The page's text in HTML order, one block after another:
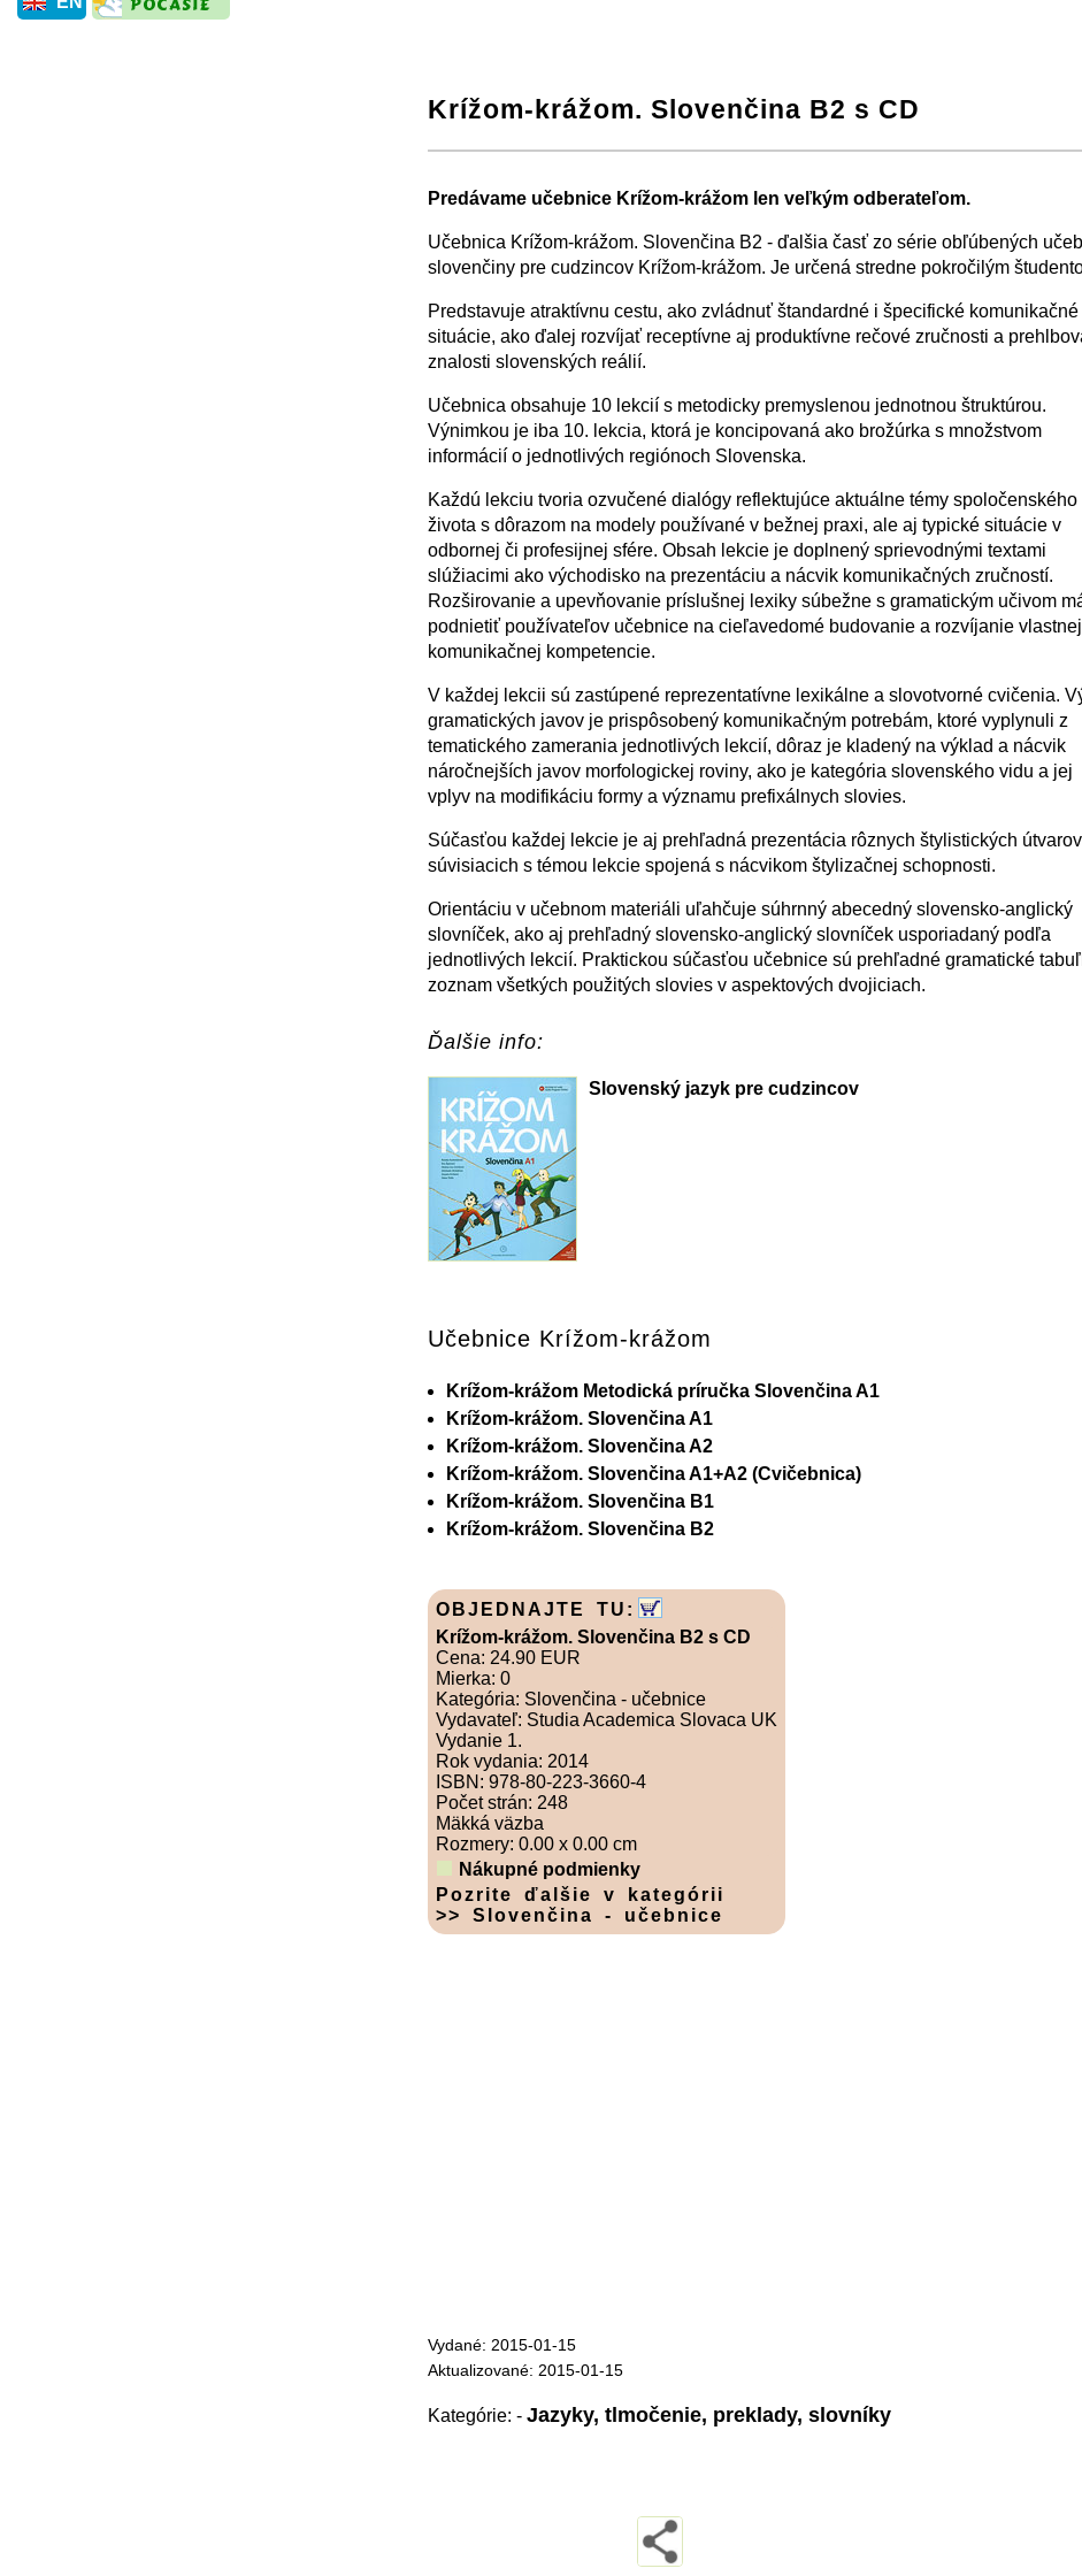
Krížom-krážom. Slovenčina B2 s CD
+ − ⛶
Predávame učebnice Krížom-krážom len veľkým odberateľom.
Učebnica Krížom-krážom. Slovenčina B2 - ďalšia časť zo série obľúbených
slovenčiny pre cudzincov Krížom-krážom. Je určená stredne pokročilým
Predstavuje atraktívnu cestu, ako zvládnuť štandardné i špecifické komunikačné
situácie, ako ďalej rozvíjať receptívne aj produktívne rečové zručnosti a
znalosti slovenských reálií.
Učebnica obsahuje 10 lekcií s metodicky premyslenou jednotnou štruktúrou.
Výnimkou je iba 10. lekcia, ktorá je koncipovaná ako brožúrka s množstvom
informácií o jednotlivých regiónoch Slovenska.
Každú lekciu tvoria ozvučené dialógy reflektujúce aktuálne témy spoločenského
života s dôrazom na modely používané v bežnej praxi, ale aj typické situácie v
odbornej či profesijnej sfére. Obsah lekcie je doplnený sprievodnými textami
slúžiacimi ako východisko na prezentáciu a nácvik komunikačných zručností.
Rozširovanie a upevňovanie príslušnej lexiky súbežne s gramatickým učivom
podnietiť používateľov učebnice na cieľavedomé budovanie a rozvíjanie vlastnej
komunikačnej kompetencie.
V každej lekcii sú zastúpené reprezentatívne lexikálne a slovotvorné cvičenia.
gramatických javov je prispôsobený komunikačným potrebám, ktoré vyplynuli z
tematického zamerania jednotlivých lekcií, dôraz je kladený na výklad a nácvik
náročnejších javov morfologickej roviny, ako je kategória slovenského vidu a jej
vplyv na modifikáciu formy a významu prefixálnych slovies.
Súčasťou každej lekcie je aj prehľadná prezentácia rôznych štylistických útvarov
súvisiacich s témou lekcie spojená s nácvikom štylizačnej schopnosti.
Orientáciu v učebnom materiáli uľahčuje súhrnný abecedný slovensko-anglický
slovníček, ako aj prehľadný slovensko-anglický slovníček usporiadaný podľa
jednotlivých lekcií. Praktickou súčasťou učebnice sú prehľadné gramatické
zoznam všetkých použitých slovies v aspektových dvojiciach.
Ďalšie info:
Slovenský jazyk pre cudzincov
Učebnice Krížom-krážom
Krížom-krážom Metodická príručka Slovenčina A1
Krížom-krážom. Slovenčina A1
Krížom-krážom. Slovenčina A2
Krížom-krážom. Slovenčina A1+A2 (Cvičebnica)
Krížom-krážom. Slovenčina B1
Krížom-krážom. Slovenčina B2
OBJEDNAJTE TU:
Krížom-krážom. Slovenčina B2 s CD
Cena: 24.90 EUR
Mierka: 0
Kategória: Slovenčina - učebnice
Vydavateľ: Studia Academica Slovaca UK
Vydanie 1.
Rok vydania: 2014
ISBN: 978-80-223-3660-4
Počet strán: 248
Mäkká väzba
Rozmery: 0.00 x 0.00 cm
Nákupné podmienky
Pozrite ďalšie v kategórii
>> Slovenčina - učebnice
Vydané: 2015-01-15
Aktualizované: 2015-01-15
Kategórie: - Jazyky, tlmočenie, preklady, slovníky